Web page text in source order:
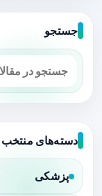
جستجو
دسته‌های منتخب
پزشکی